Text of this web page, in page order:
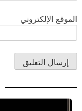
الموقع الإلكتروني